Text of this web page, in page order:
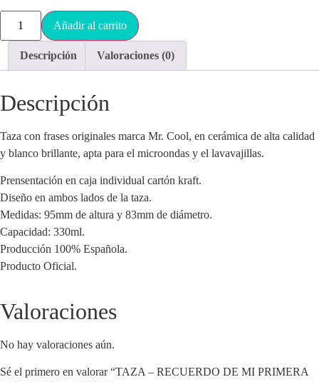
Añadir al carrito
Descripción Valoraciones (0)
Descripción
Taza con frases originales marca Mr. Cool, en cerámica de alta calidad
y blanco brillante, apta para el microondas y el lavavajillas.
Prensentación en caja individual cartón kraft.
Diseño en ambos lados de la taza.
Medidas: 95mm de altura y 83mm de diámetro.
Capacidad: 330ml.
Producción 100% Española.
Producto Oficial.
Valoraciones
No hay valoraciones aún.
Sé el primero en valorar “TAZA – RECUERDO DE MI PRIMERA